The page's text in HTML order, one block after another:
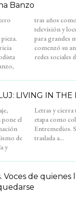
Banzo
de
redes sociales
LIVING IN THE
el
de
y
su
de
nos
traslada a...
Voces de quienes